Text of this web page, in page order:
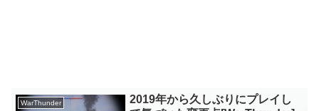
WarThunder
2019年から久しぶりにプレイし